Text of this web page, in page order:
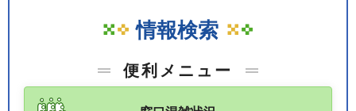
情報検索
便利メニュー